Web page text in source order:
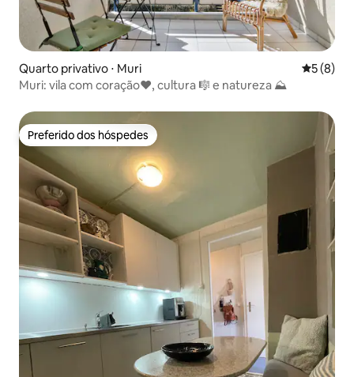
Quarto privativo ⋅ Muri 5 de
5 (8)
Muri: vila com coração❤️, cultura 🎼 e natureza ⛰
Preferido dos hóspedes
Preferido dos hóspedes